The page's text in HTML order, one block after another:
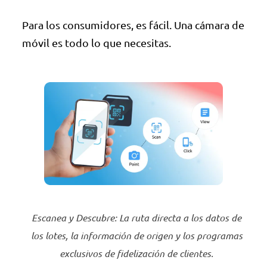
Para los consumidores, es fácil. Una cámara de
móvil es todo lo que necesitas.
Escanea y Descubre: La ruta directa a los datos de
los lotes, la información de origen y los programas
exclusivos de fidelización de clientes.